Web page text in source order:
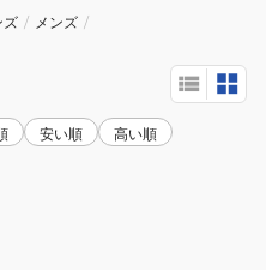
ズ / メンズ /
安い順 高い順